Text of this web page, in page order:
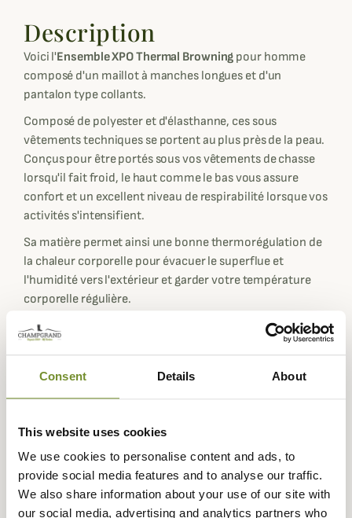
Consent Details About
This website uses cookies
We use cookies to personalise content and ads, to
provide social media features and to analyse our traffic.
We also share information about your use of our site with
our social media, advertising and analytics partners who
Description
Voici l'Ensemble XPO Thermal Browning pour homme
composé d'un maillot à manches longues et d'un
pantalon type collants.
Composé de polyester et d'élasthanne, ces sous
vêtements techniques se portent au plus près de la peau.
Conçus pour être portés sous vos vêtements de chasse
lorsqu'il fait froid, le haut comme le bas vous assure
confort et un excellent niveau de respirabilité lorsque vos
activités s'intensifient.
Sa matière permet ainsi une bonne thermorégulation de
la chaleur corporelle pour évacuer le superflue et
l'humidité vers l'extérieur et garder votre température
corporelle régulière.
Le maillot est doté d'un col rond et de manches longues
avec l'ourlet du bas et des poignets élastiqués pour une
coutures sont discrètes et plates pour éviter tous
frottements et autres sensations désagréables au
pour ne pas serrer et éviter l'inconfort sous votre
pantalon de chasse ou votre fuseau. Les chevilles sont
également stretch pour faciliter la mise en place et éviter